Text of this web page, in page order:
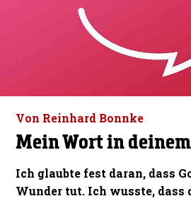
Von Reinhard Bonnke
Mein Wort in
Ich glaubte fest daran, dass
Wunder tut. Ich wusste, dass